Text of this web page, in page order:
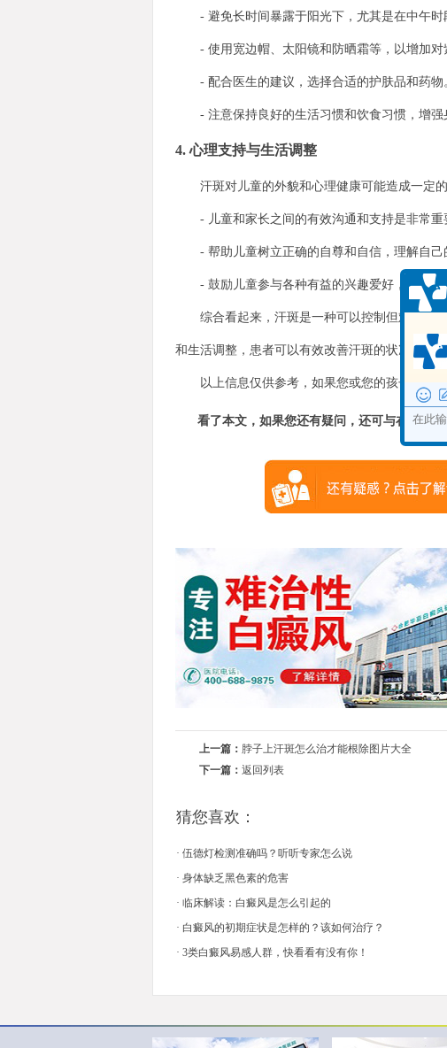
- 避免长时间暴露于阳光下，尤其是在中午时
- 使用宽边帽、太阳镜和防晒霜等，以增加对
- 配合医生的建议，选择合适的护肤品和药物
- 注意保持良好的生活习惯和饮食习惯，增强
4. 心理支持与生活调整
汗斑对儿童的外貌和心理健康可能造成一定的
- 儿童和家长之间的有效沟通和支持是非常重
- 帮助儿童树立正确的自尊和自信，理解自己
- 鼓励儿童参与各种有益的兴趣爱好，提高自
综合看起来，汗斑是一种可以控制但难以尽量
和生活调整，患者可以有效改善汗斑的状况，并
以上信息仅供参考，如果您或您的孩子患有汗
看了本文，如果您还有疑问，还可与在线客服
上一篇： 脖子上汗斑怎么治才能根除图片大全
下一篇： 返回列表
猜您喜欢：
· 伍德灯检测准确吗？听听专家怎么说
· 身体缺乏黑色素的危害
· 临床解读：白癜风是怎么引起的
· 白癜风的初期症状是怎样的？该如何治疗？
· 3类白癜风易感人群，快看看有没有你！